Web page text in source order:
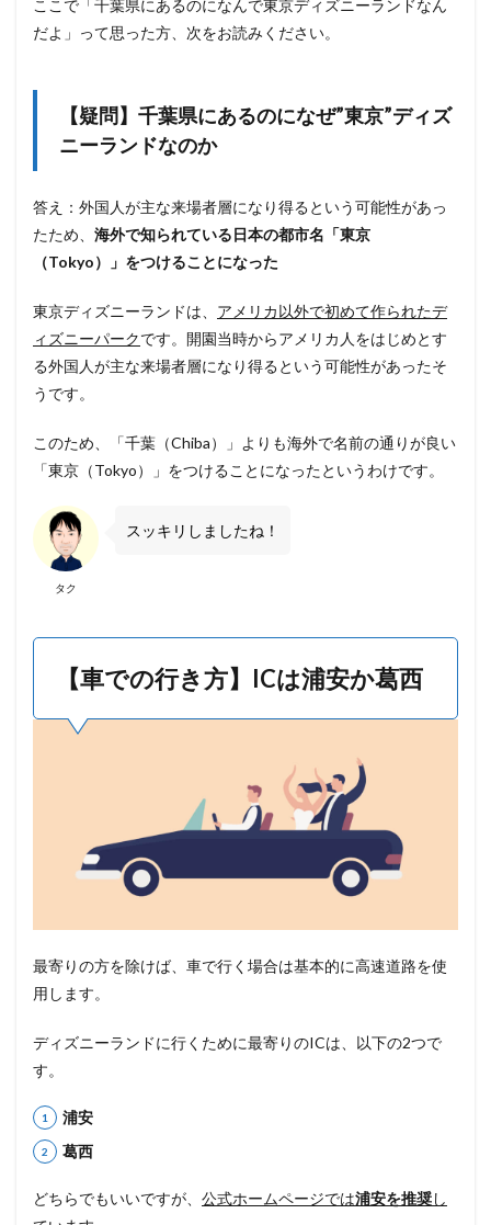
”
東
ィ
ズ
ニ
ン
ド
の
2
【
車
の
き
方
】
C
は
浦
か
西
2.1
【
速
検
N
X
C
サ
が
G
o
!
ここで「千葉県にあるのになんで東京ディズニーランドなん
だよ」って思った方、次をお読みください。
【疑問】千葉県にあるのになぜ”東京”ディズ
ニーランドなのか
答え：外国人が主な来場者層になり得るという可能性があっ
たため、 海外で知られている日本の都市名「東京
（Tokyo）」をつけることになった
東京ディズニーランドは、 アメリカ以外で初めて作られたデ
ィズニーパークです。開園当時からアメリカ人をはじめとす
る外国人が主な来場者層になり得るという可能性があったそ
うです。
このため、「千葉（Chiba）」よりも海外で名前の通りが良い
「東京（Tokyo）」をつけることになったというわけです。
タク
スッキリしましたね！
【車での行き方】ICは浦安か葛西
最寄りの方を除けば、車で行く場合は基本的に高速道路を使
用します。
ディズニーランドに行くために最寄りのICは、以下の2つで
す。
浦安
葛西
どちらでもいいですが、 公式ホームページでは浦安を推奨し